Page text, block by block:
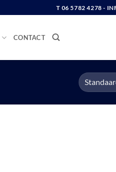
T 06 5782 4278 -
CONTACT